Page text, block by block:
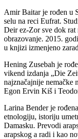
Amir Baitar je rođen u
selu na reci Eufrat.
Deir ez-Zor sve dok rat
obrazovanje. 2015.
u knjizi izmenjeno
Hening Zusebah je
vikend izdanja „Die
najznačajnije nemačke
Egon Ervin Kiš i
Larina Bender je
etnologiju, istoriju
Damasku. Prevodi
arapskog a radi i kao